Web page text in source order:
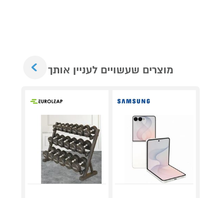
מוצרים שעשויים לעניין אותך